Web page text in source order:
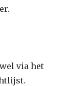
via het